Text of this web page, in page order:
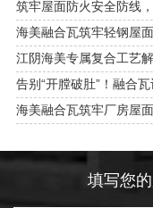
筑牢屋面防火安全防线
海美融合瓦筑牢轻钢屋
江阴海美专属复合工艺
告别“开膛破肚”！融合
海美融合瓦筑牢厂房屋
填写您